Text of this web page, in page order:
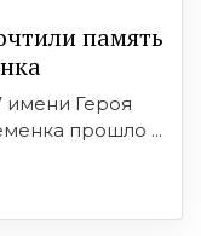
память
имени Героя
прошло ...